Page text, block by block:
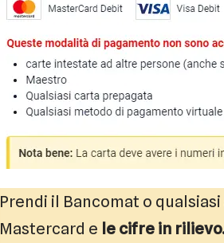
Prendi il Bancomat o
Mastercard e le cifre in